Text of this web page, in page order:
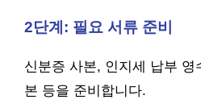
2단계: 필요 서류 준비
신분증 사본, 인지세 납부
본 등을 준비합니다.